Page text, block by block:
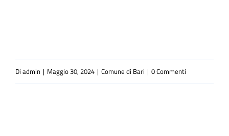
Di admin | Maggio 30, 2024 | Comune di Bari | 0 Commenti